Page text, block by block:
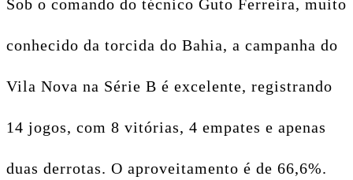
Sob o comando do técnico Guto Ferreira, muito
conhecido da torcida do Bahia, a campanha do
Vila Nova na Série B é excelente, registrando
14 jogos, com 8 vitórias, 4 empates e apenas
duas derrotas. O aproveitamento é de 66,6%.